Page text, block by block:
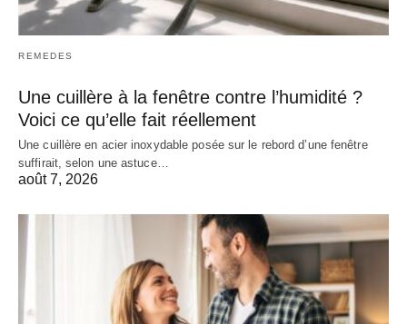
REMEDES
Une cuillère à la fenêtre contre l’humidité ?
Voici ce qu’elle fait réellement
Une cuillère en acier inoxydable posée sur le rebord d’une fenêtre
suffirait, selon une astuce…
août 7, 2026